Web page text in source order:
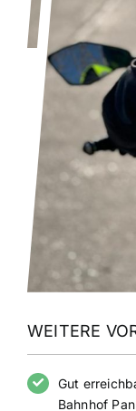
WEITERE
Gut
Bahnhof